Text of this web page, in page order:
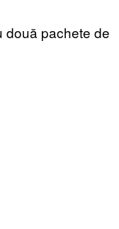
două pachete de